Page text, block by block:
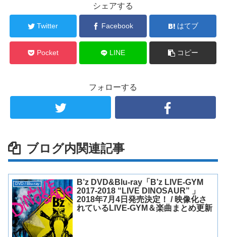
シェアする
Twitter Facebook はてブ
Pocket LINE コピー
フォローする
ブログ内関連記事
DVD / Blu-ray
B’z DVD&Blu-ray「B’z LIVE-GYM
2017-2018 “LIVE DINOSAUR” 」
2018年7月4日発売決定！ / 映像化さ
れているLIVE-GYM＆楽曲まとめ更新